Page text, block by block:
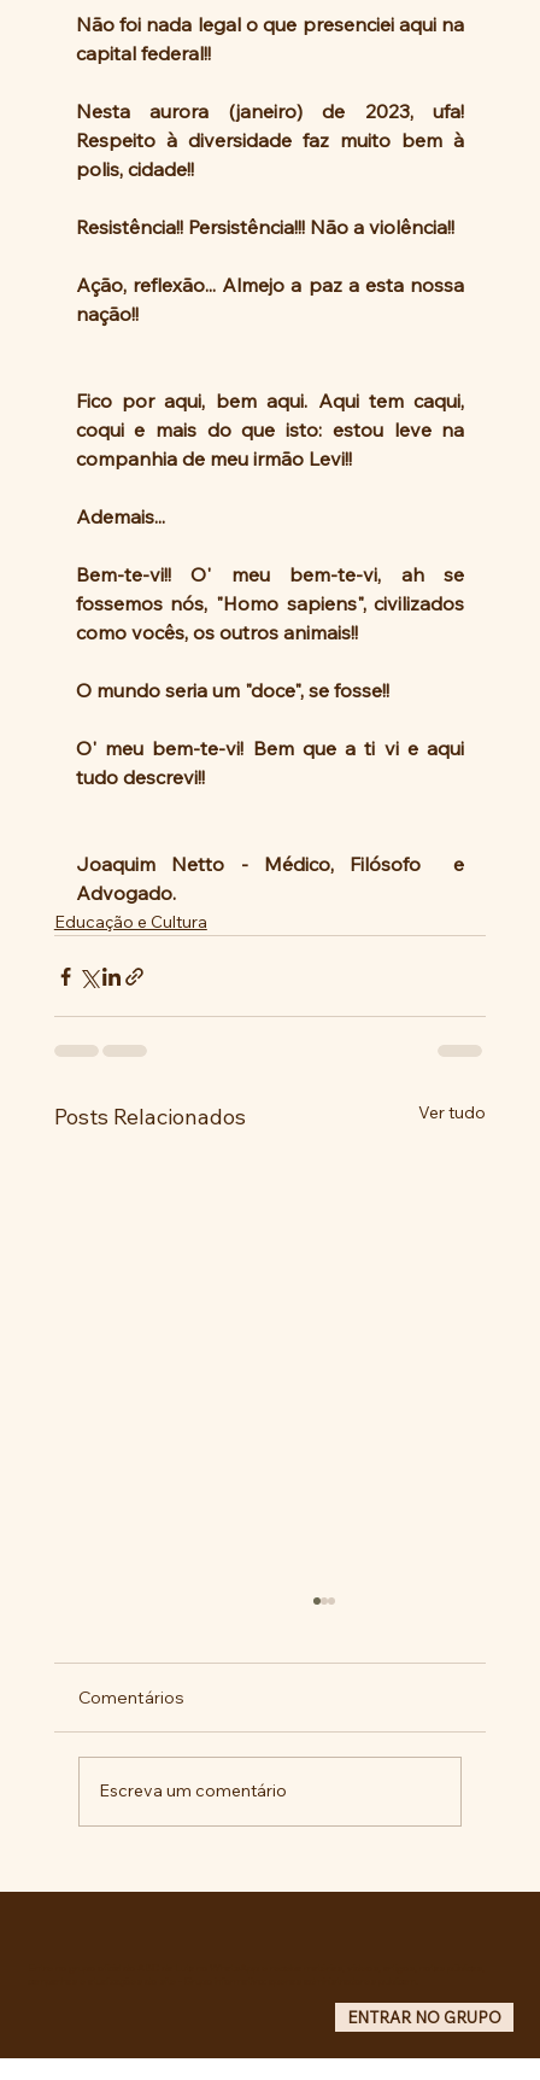
Não foi nada legal o que presenciei aqui na
capital federal!!
Nesta aurora (janeiro) de 2023, ufa!
Respeito à diversidade faz muito bem à
polis, cidade!!
Resistência!! Persistência!!! Não a violência!!
Ação, reflexão... Almejo a paz a esta nossa
nação!!
Fico por aqui, bem aqui. Aqui tem caqui,
coqui e mais do que isto: estou leve na
companhia de meu irmão Levi!!
Ademais...
Bem-te-vi!! O' meu bem-te-vi, ah se
fossemos nós, "Homo sapiens", civilizados
como vocês, os outros animais!!
O mundo seria um "doce", se fosse!!
O' meu bem-te-vi! Bem que a ti vi e aqui
tudo descrevi!!
Joaquim Netto - Médico, Filósofo  e
Advogado.
Educação e Cultura
Posts Relacionados Ver tudo
Comentários
Escreva um comentário
ENTRAR NO GRUPO